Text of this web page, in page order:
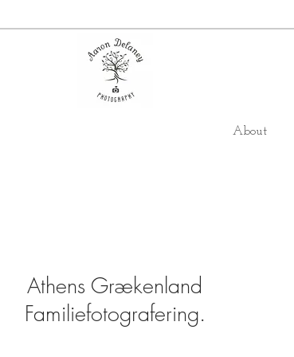
About
Athens Grækenland
Familiefotografering.